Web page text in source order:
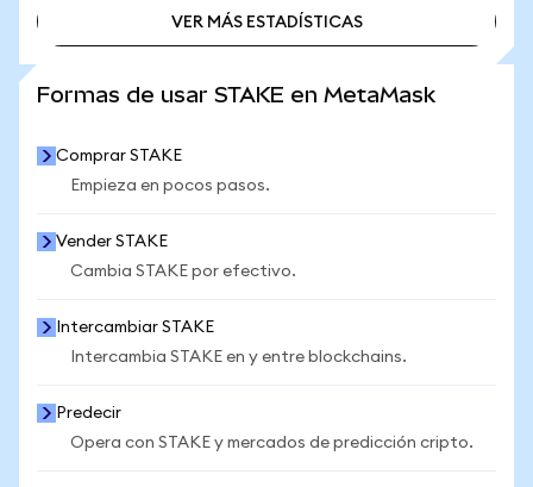
VER MÁS ESTADÍSTICAS
Formas de usar STAKE en MetaMask
Comprar STAKE
Empieza en pocos pasos.
Vender STAKE
Cambia STAKE por efectivo.
Intercambiar STAKE
Intercambia STAKE en y entre blockchains.
Predecir
Opera con STAKE y mercados de predicción cripto.